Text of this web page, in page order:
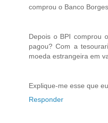
comprou o Banco
Depois o BPI comprou
pagou? Com a
moeda estrangeira em
Explique-me esse que
Responder